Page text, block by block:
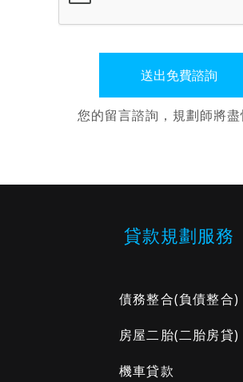
您的留言諮詢，規劃師將
貸款規劃服務
債務整合(負債整合)
房屋二胎(二胎房貸)
機車貸款